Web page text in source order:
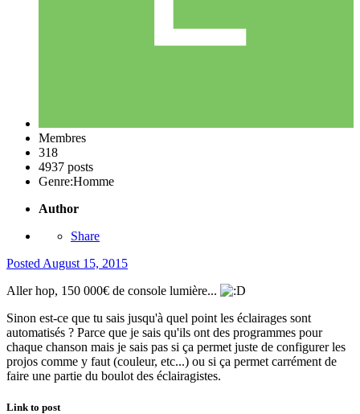
Membres
318
4937 posts
Genre:Homme
Author
Share
Posted August 15, 2015
Aller hop, 150 000€ de console lumière...
Sinon est-ce que tu sais jusqu'à quel point les éclairages sont
automatisés ? Parce que je sais qu'ils ont des programmes pour
chaque chanson mais je sais pas si ça permet juste de configurer les
projos comme y faut (couleur, etc...) ou si ça permet carrément de
faire une partie du boulot des éclairagistes.
Link to post